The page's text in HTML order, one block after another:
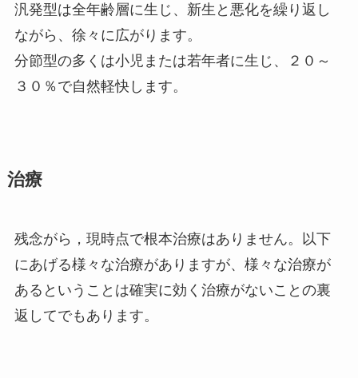
汎発型は全年齢層に生じ、新生と悪化を繰り返し
ながら、徐々に広がります。
分節型の多くは小児または若年者に生じ、２０～
３０％で自然軽快します。
治療
残念がら，現時点で根本治療はありません。以下
にあげる様々な治療がありますが、様々な治療が
あるということは確実に効く治療がないことの裏
返してでもあります。